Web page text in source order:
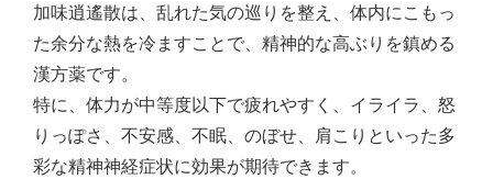
加味逍遙散は、乱れた気の巡りを整え、体内にこもっ
た余分な熱を冷ますことで、精神的な高ぶりを鎮める
漢方薬です。
特に、体力が中等度以下で疲れやすく、イライラ、怒
りっぽさ、不安感、不眠、のぼせ、肩こりといった多
彩な精神神経症状に効果が期待できます。